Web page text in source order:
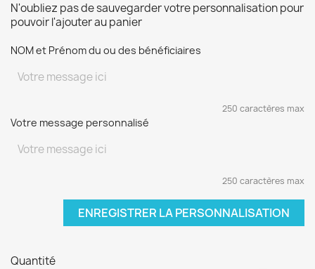
N'oubliez pas de sauvegarder votre personnalisation pour
pouvoir l'ajouter au panier
NOM et Prénom du ou des bénéficiaires
250 caractères max
Votre message personnalisé
250 caractères max
ENREGISTRER LA PERSONNALISATION
Quantité